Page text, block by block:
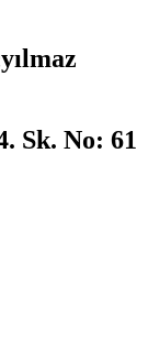
Sk. No: 61